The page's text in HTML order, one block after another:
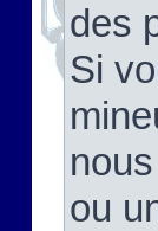
des
Si
ou